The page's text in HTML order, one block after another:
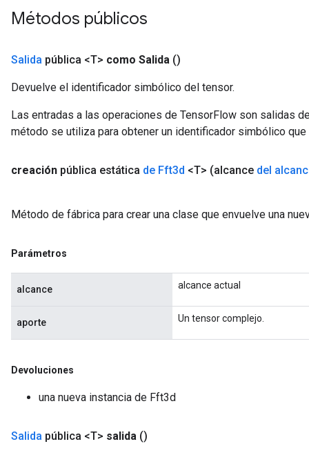
Métodos públicos
Salida pública <T> como Salida ()
Devuelve el identificador simbólico del tensor.
Las entradas a las operaciones de TensorFlow son salidas
método se utiliza para obtener un identificador simbólico
creación pública estática de Fft3d <T> (alcance del
Método de fábrica para crear una clase que envuelve una
Parámetros
alcance alcance actual
aporte Un tensor complejo.
Devoluciones
una nueva instancia de Fft3d
Salida pública <T> salida ()